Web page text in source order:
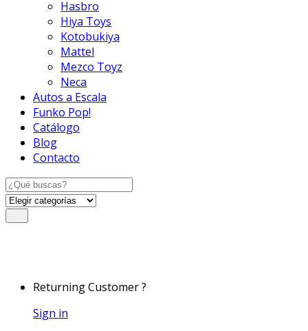
Hasbro
Hiya Toys
Kotobukiya
Mattel
Mezco Toyz
Neca
Autos a Escala
Funko Pop!
Catálogo
Blog
Contacto
Search
for:
Returning Customer ?
Sign in